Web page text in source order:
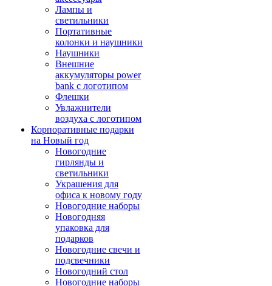
Лампы и
светильники
Портативные
колонки и наушники
Наушники
Внешние
аккумуляторы power
bank с логотипом
Флешки
Увлажнители
воздуха с логотипом
Корпоративные подарки
на Новый год
Новогодние
гирлянды и
светильники
Украшения для
офиса к новому году
Новогодние наборы
Новогодняя
упаковка для
подарков
Новогодние свечи и
подсвечники
Новогодний стол
Новогодние наборы